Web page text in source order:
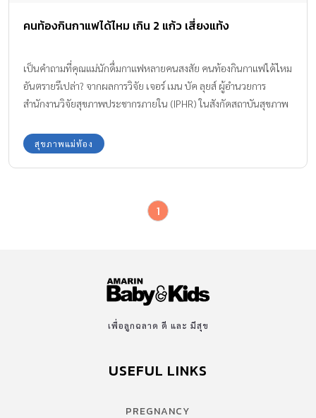
คนท้องกินกาแฟได้ไหม เกิน 2 แก้ว เสี่ยงแท้ง
เป็นคำถามที่คุณแม่นักดื่มกาแฟหลายคนสงสัย คนท้องกินกาแฟได้ไหม
อันตรายรึเปล่า? จากผลการวิจัย เจอร์ เมน บัค ลุยส์ ผู้อำนวยการ
สำนักงานวิจัยสุขภาพประชากรภายใน (IPHR) ในสังกัดสถาบันสุขภาพ
สุขภาพแม่ท้อง
1
เพื่อลูกฉลาด ดี และ มีสุข
USEFUL LINKS
PREGNANCY